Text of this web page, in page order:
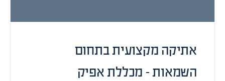
אתיקה מקצועית בתחום
השמאות – מכללת אפיק